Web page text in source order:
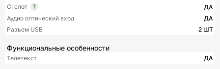
CI слот
ДА
Аудио оптический вход
ДА
Разъем USB
2 ШТ
Функциональные особенности
Телетекст ДА